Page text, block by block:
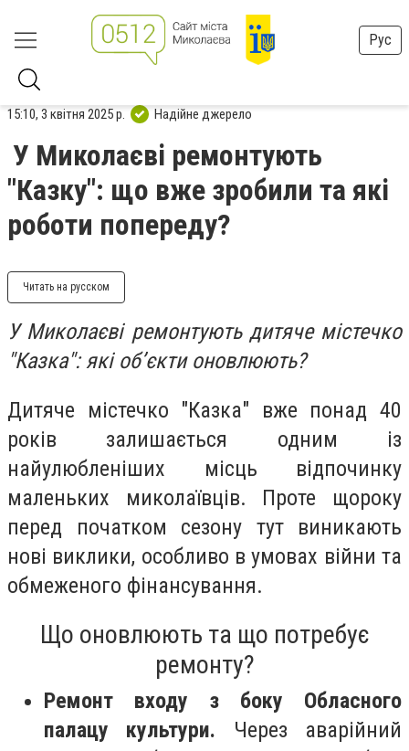
Рус
15:10, 3 квітня 2025 р. Надійне джерело
У Миколаєві ремонтують
"Казку": що вже зробили та які
роботи попереду?
Читать на русском
У Миколаєві ремонтують дитяче містечко
"Казка": які об’єкти оновлюють?
Дитяче містечко "Казка" вже понад 40
років залишається одним із
найулюбленіших місць відпочинку
маленьких миколаївців. Проте щороку
перед початком сезону тут виникають
нові виклики, особливо в умовах війни та
обмеженого фінансування.
Що оновлюють та що потребує
ремонту?
Ремонт входу з боку Обласного
палацу культури. Через аварійний